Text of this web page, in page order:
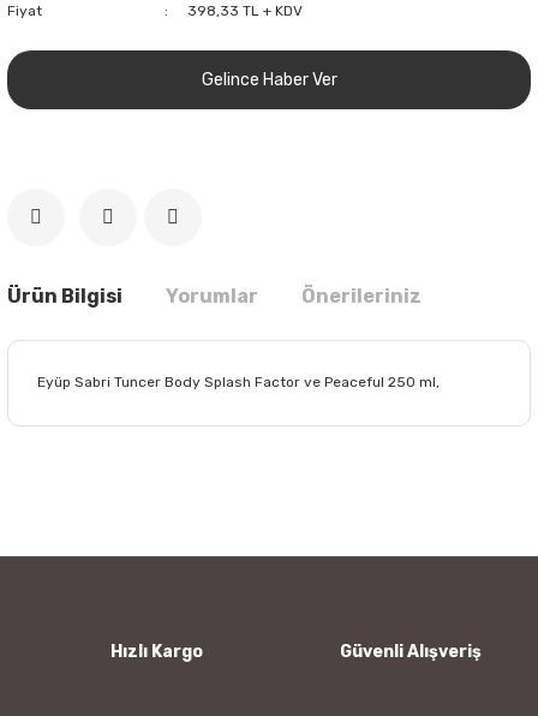
Fiyat
398,33 TL + KDV
Gelince Haber Ver
Ürün Bilgisi Yorumlar Önerileriniz
Eyüp Sabri Tuncer Body Splash Factor ve Peaceful 250 ml,
Ürün bilgilerinde hatalar bulunuyor.
Hızlı Kargo Güvenli Alışveriş